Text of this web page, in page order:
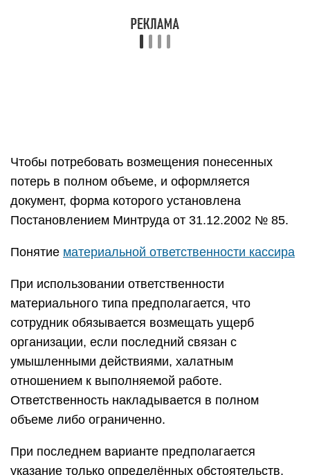
Чтобы потребовать возмещения понесенных
потерь в полном объеме, и оформляется
документ, форма которого установлена
Постановлением Минтруда от 31.12.2002 № 85.
Понятие материальной ответственности кассира
При использовании ответственности
материального типа предполагается, что
сотрудник обязывается возмещать ущерб
организации, если последний связан с
умышленными действиями, халатным
отношением к выполняемой работе.
Ответственность накладывается в полном
объеме либо ограниченно.
При последнем варианте предполагается
указание только определённых обстоятельств,